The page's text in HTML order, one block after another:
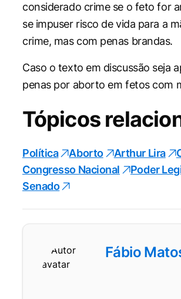
considerado crime se o feto for
se impuser risco de vida para a
crime, mas com penas brandas.
Caso o texto em discussão seja
penas por aborto em fetos com
Tópicos
Política Aborto Arthur Lira
Congresso Nacional
Poder
Senado
Fábio